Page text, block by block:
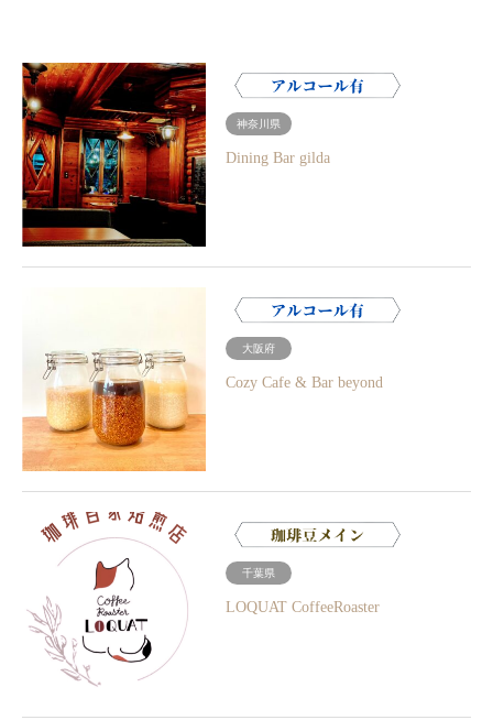
神奈川県
Dining Bar gilda
大阪府
Cozy Cafe & Bar beyond
千葉県
LOQUAT CoffeeRoaster